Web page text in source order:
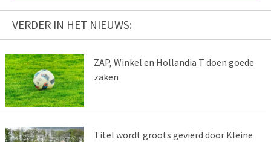
VERDER IN HET NIEUWS:
ZAP, Winkel en Hollandia T doen goede
zaken
Titel wordt groots gevierd door Kleine